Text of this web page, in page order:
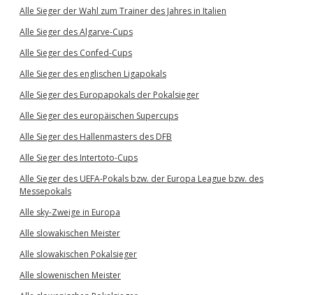
Alle Sieger der Wahl zum Trainer des Jahres in Italien
Alle Sieger des Algarve-Cups
Alle Sieger des Confed-Cups
Alle Sieger des englischen Ligapokals
Alle Sieger des Europapokals der Pokalsieger
Alle Sieger des europäischen Supercups
Alle Sieger des Hallenmasters des DFB
Alle Sieger des Intertoto-Cups
Alle Sieger des UEFA-Pokals bzw. der Europa League bzw. des
Messepokals
Alle sky-Zweige in Europa
Alle slowakischen Meister
Alle slowakischen Pokalsieger
Alle slowenischen Meister